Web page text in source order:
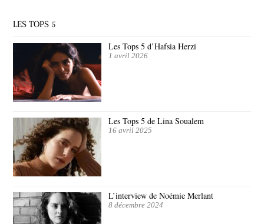
LES TOPS 5
Les Tops 5 d’Hafsia Herzi
1 avril 2026
Les Tops 5 de Lina Soualem
16 avril 2025
L’interview de Noémie Merlant
8 décembre 2024